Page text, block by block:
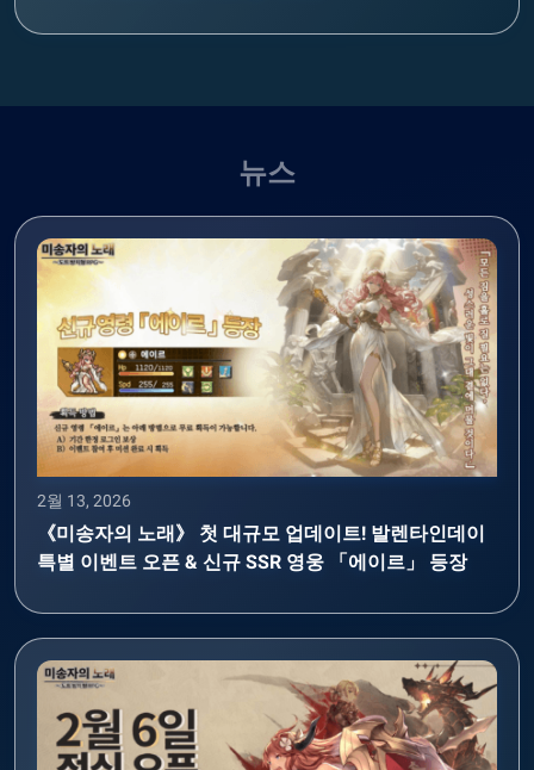
뉴스
2월 13, 2026
《미송자의 노래》 첫 대규모 업데이트! 발렌타인데이
특별 이벤트 오픈 & 신규 SSR 영웅 「에이르」 등장